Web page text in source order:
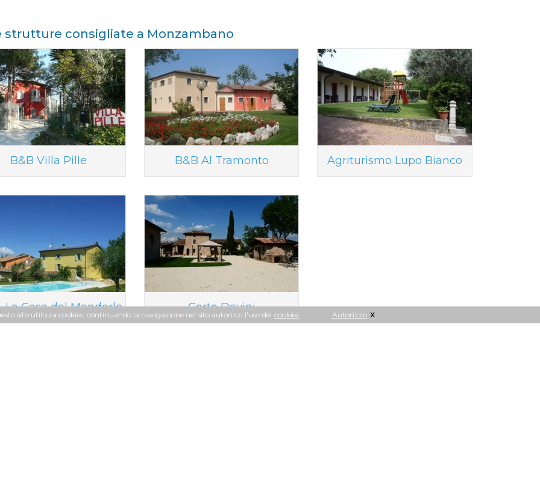
strutture consigliate a Monzambano
B&B Villa Pille B&B Al Tramonto Agriturismo Lupo Bianco
La Casa del Mandorlo Corte Davini
sito utilizza cookies, continuando la navigazione nel sito autorizzi l'uso dei cookies Autorizzo x